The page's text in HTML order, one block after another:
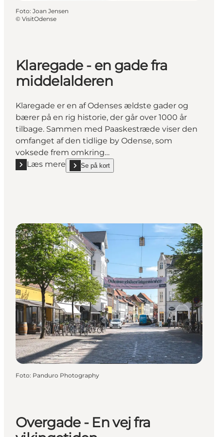
Foto: Joan Jensen
© VisitOdense
Klaregade - en gade fra
middelalderen
Klaregade er en af Odenses ældste gader og
bærer på en rig historie, der går over 1000 år
tilbage. Sammen med Paaskestræde viser den
omfanget af den tidlige by Odense, som
voksede frem omkring…
Læs mere
Læs mere "Klaregade - en gade fra middelalderen"
Se på kort
show Klaregade - en gade fra middelalderen on_map
Foto: Panduro Photography
Overgade - En vej fra